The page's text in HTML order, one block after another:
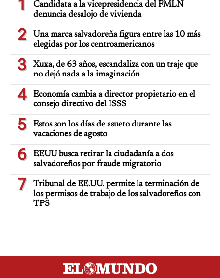
1
Candidata a la vicepresidencia del FMLN
denuncia desalojo de vivienda
2
Una marca salvadoreña figura entre las 10 más
elegidas por los centroamericanos
3
Xuxa, de 63 años, escandaliza con un traje que
no dejó nada a la imaginación
4
Economía cambia a director propietario en el
consejo directivo del ISSS
5
Estos son los días de asueto durante las
vacaciones de agosto
6
EEUU busca retirar la ciudadanía a dos
salvadoreños por fraude migratorio
7
Tribunal de EE.UU. permite la terminación de
los permisos de trabajo de los salvadoreños con
TPS